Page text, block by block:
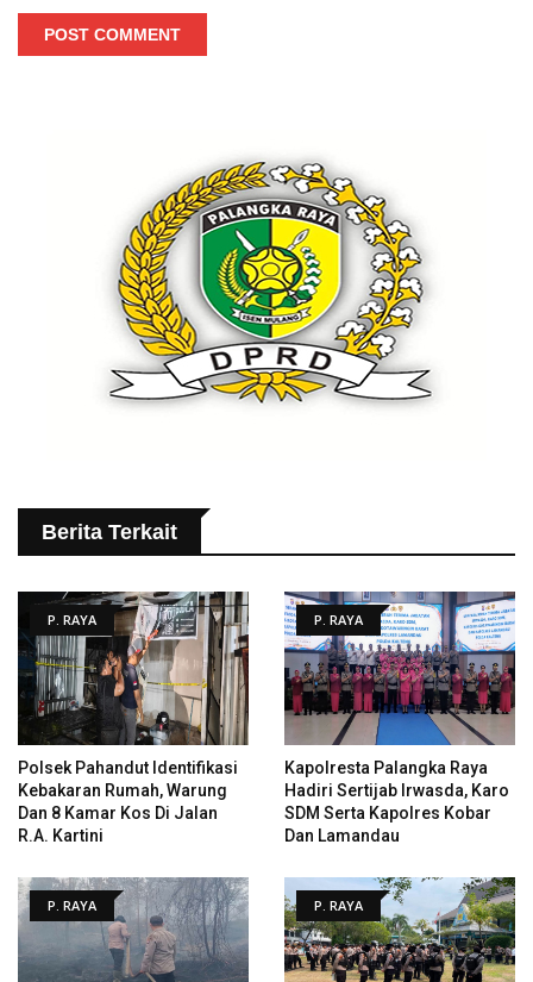
POST COMMENT
Berita Terkait
P. RAYA
Polsek Pahandut Identifikasi
Kebakaran Rumah, Warung
Dan 8 Kamar Kos Di Jalan
R.A. Kartini
P. RAYA
Kapolresta Palangka Raya
Hadiri Sertijab Irwasda, Karo
SDM Serta Kapolres Kobar
Dan Lamandau
P. RAYA P. RAYA